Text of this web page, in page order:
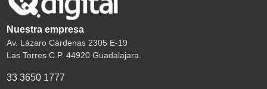
Nuestra empresa
Av. Lázaro Cárdenas 2305 E-19
Las Torres C.P. 44920 Guadalajara.
33 3650 1777